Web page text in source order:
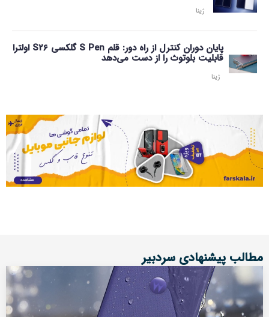
ژینا
پایان دوران کنترل از راه دور: قلم S Pen گلکسی S26 اولترا
قابلیت بلوتوث را از دست می‌دهد
ژینا
مطالب پیشنهادی سردبیر